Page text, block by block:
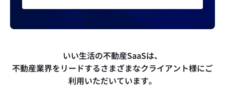
いい生活の不動産SaaSは、
不動産業界をリードするさまざまなクライアント様にご
利用いただいています。